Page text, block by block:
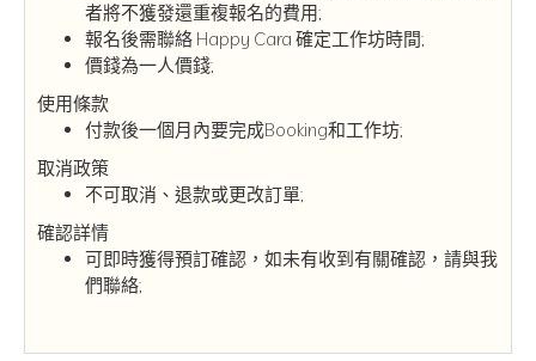
者將不獲發還重複報名的費用;
報名後需聯絡 Happy Cara 確定工作坊時間;
價錢為一人價錢;
使用條款
付款後一個月內要完成Booking和工作坊;
取消政策
不可取消、退款或更改訂單;
確認詳情
可即時獲得預訂確認，如未有收到有關確認，請與我
們聯絡;